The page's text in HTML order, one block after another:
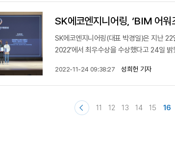
SK에코엔지니어링, ‘BIM 어
SK에코엔지니어링(대표 박경일)은 지난
2022’에서 최우수상을 수상했다고 24일
2022-11-24 09:38:27 성희헌 기자
11 12 13 14 15 16